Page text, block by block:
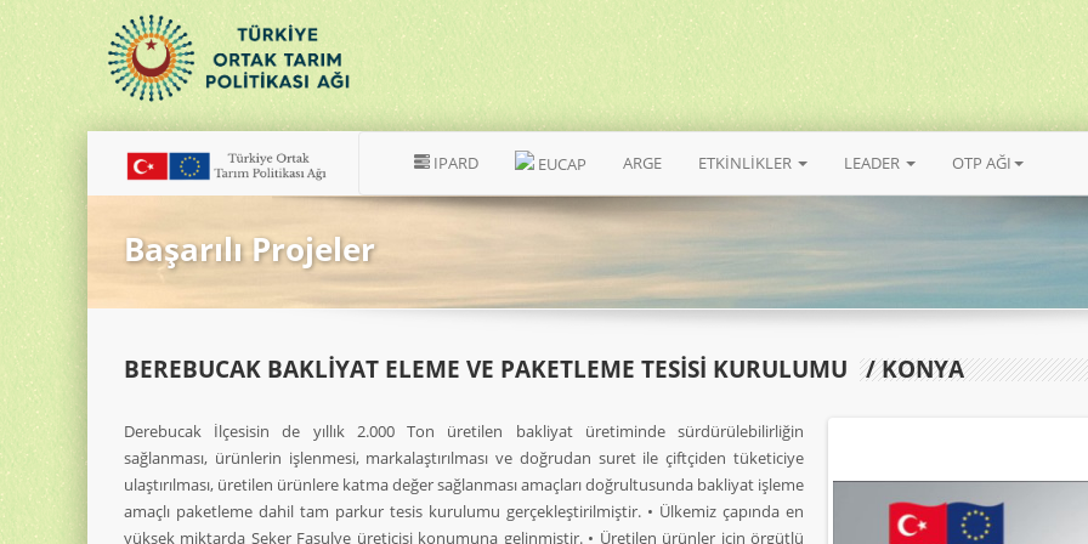
IPARD EUCAP ARGE ETKİNLİKLER LEADER OTP AĞI
Başarılı Projeler
BEREBUCAK BAKLİYAT ELEME VE PAKETLEME TESİSİ KURULUMU / KONYA
Derebucak İlçesisin de yıllık 2.000 Ton üretilen bakliyat üretiminde sürdürülebilirliğin
sağlanması, ürünlerin işlenmesi, markalaştırılması ve doğrudan suret ile çiftçiden tüketiciye
ulaştırılması, üretilen ürünlere katma değer sağlanması amaçları doğrultusunda bakliyat işleme
amaçlı paketleme dahil tam parkur tesis kurulumu gerçekleştirilmiştir. • Ülkemiz çapında en
yüksek miktarda Şeker Fasulye üreticisi konumuna gelinmiştir. • Üretilen ürünler için örgütlü